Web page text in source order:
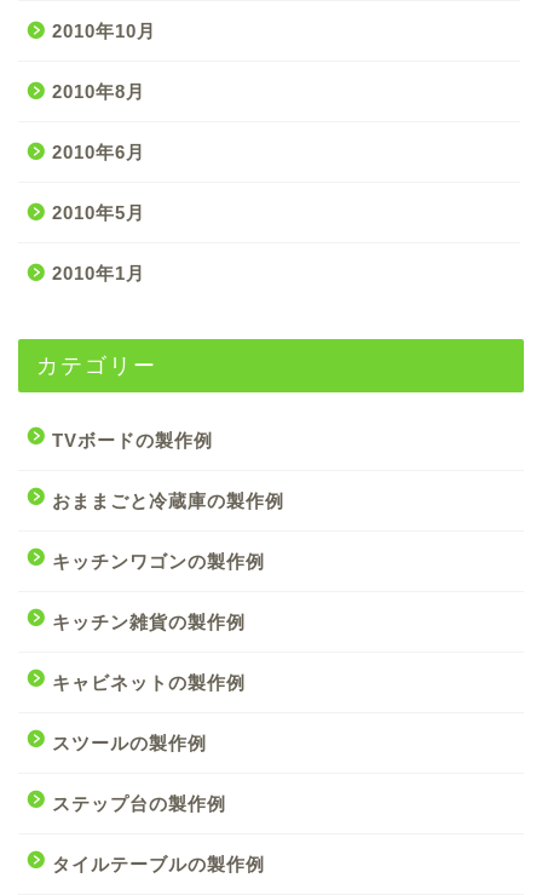
2010年10月
2010年8月
2010年6月
2010年5月
2010年1月
カテゴリー
TVボードの製作例
おままごと冷蔵庫の製作例
キッチンワゴンの製作例
キッチン雑貨の製作例
キャビネットの製作例
スツールの製作例
ステップ台の製作例
タイルテーブルの製作例